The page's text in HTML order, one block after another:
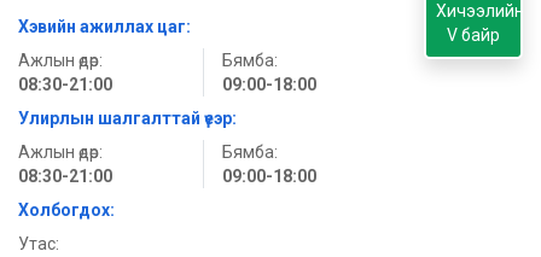
Хэвийн ажиллах цаг:
Ажлын өдөр:
08:30-21:00
Бямба:
09:00-18:00
Улирлын шалгалттай үеэр:
Ажлын өдөр:
08:30-21:00
Бямба:
09:00-18:00
Холбогдох:
Утас:
Хичээлийн
V байр